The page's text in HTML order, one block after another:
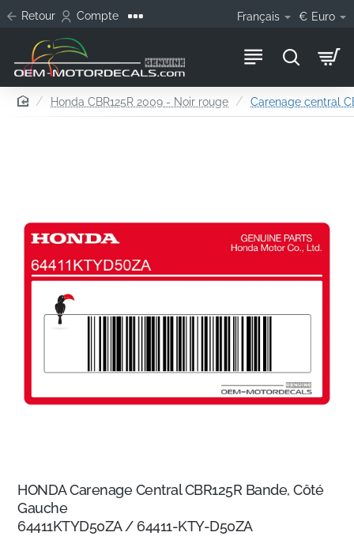
Retour Compte Français € Euro
homeHonda CBR125R 2009 - Noir rouge Carenage central
HONDA Carenage Central CBR125R Bande, Côté
Gauche
64411KTYD50ZA / 64411-KTY-D50ZA